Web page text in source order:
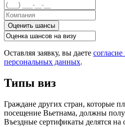
Оценить шансы
Оставляя заявку, вы даете
персональных данных.
Типы виз
Граждане других стран, которые
посещение Вьетнама, должны
Въездные сертификаты делятся на